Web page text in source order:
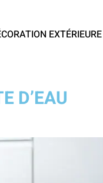
EXTÉRIEURE
D’EAU